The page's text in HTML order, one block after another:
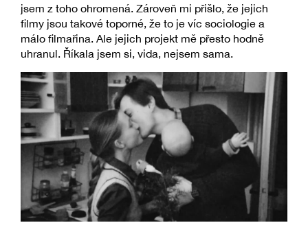
jsem z toho ohromená. Zároveň mi přišlo, že jejich
filmy jsou takové toporné, že to je víc sociologie a
málo filmařina. Ale jejich projekt mě přesto hodně
uhranul. Říkala jsem si, vida, nejsem sama.